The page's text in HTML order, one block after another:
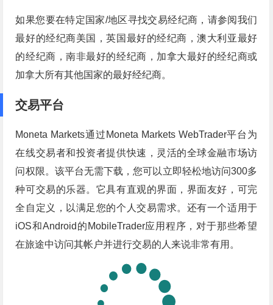
如果您要在特定国家/地区寻找交易经纪商，请参阅我们
最好的经纪商美国，英国最好的经纪商，澳大利亚最好
的经纪商，南非最好的经纪商，加拿大最好的经纪商或
加拿大所有其他国家的最好经纪商。
交易平台
Moneta Markets通过Moneta Markets WebTrader平台为
在线交易者和投资者提供快速，灵活的全球金融市场访
问权限。该平台无需下载，您可以立即轻松地访问300多
种可交易的乐器。它具有直观的界面，界面友好，可完
全自定义，以满足您的个人交易需求。还有一个适用于
iOS和Android的MobileTrader应用程序，对于那些希望
在旅途中访问其帐户并进行交易的人来说非常有用。